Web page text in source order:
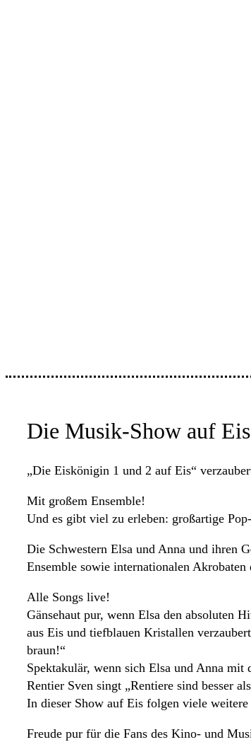
Die Musik-Show auf
„Die Eiskönigin 1 und 2 auf Eis“
Mit großem Ensemble!
Und es gibt viel zu erleben: großartige
Die Schwestern Elsa und Anna und ihren
Ensemble sowie internationalen Akrobaten
Alle Songs live!
Gänsehaut pur, wenn Elsa den absoluten
aus Eis und tiefblauen Kristallen
braun!“
Spektakulär, wenn sich Elsa und Anna
Rentier Sven singt „Rentiere sind besser
In dieser Show auf Eis folgen viele
Freude pur für die Fans des Kino- und